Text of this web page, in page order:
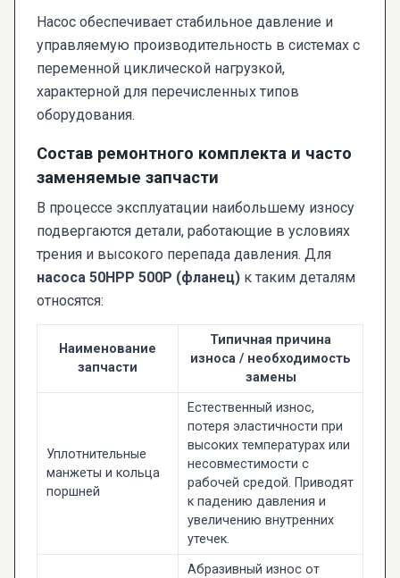
Насос обеспечивает стабильное давление и
управляемую производительность в системах с
переменной циклической нагрузкой,
характерной для перечисленных типов
оборудования.
Состав ремонтного комплекта и часто
заменяемые запчасти
В процессе эксплуатации наибольшему износу
подвергаются детали, работающие в условиях
трения и высокого перепада давления. Для
насоса 50НРР 500Р (фланец) к таким деталям
относятся:
Наименование
запчасти
Типичная причина
износа / необходимость
замены
Уплотнительные
манжеты и кольца
поршней
Естественный износ,
потеря эластичности при
высоких температурах или
несовместимости с
рабочей средой. Приводят
к падению давления и
увеличению внутренних
утечек.
Абразивный износ от